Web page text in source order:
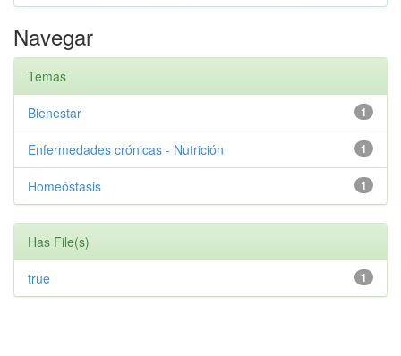
Navegar
Temas
1
Bienestar
1
Enfermedades crónicas - Nutrición
1
Homeóstasis
Has File(s)
1
true